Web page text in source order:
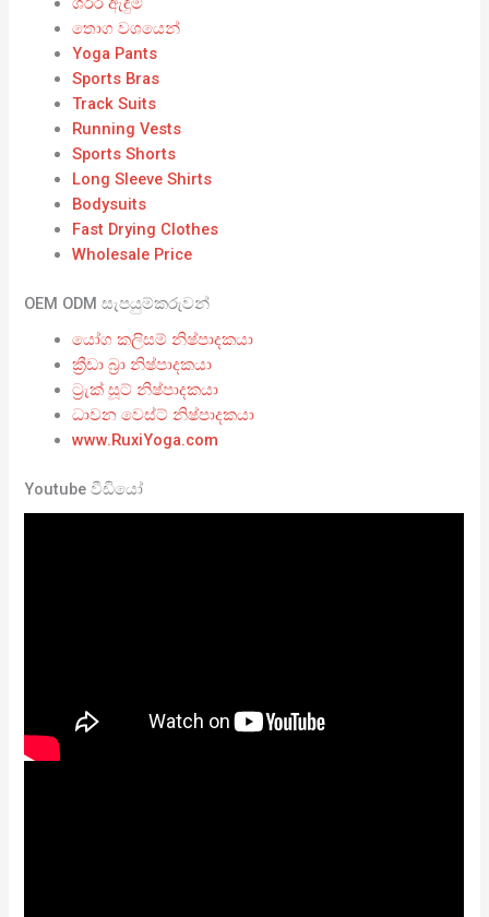
තොග වශයෙන්
Yoga Pants
Sports Bras
Track Suits
Running Vests
Sports Shorts
Long Sleeve Shirts
Bodysuits
Fast Drying Clothes
Wholesale Price
OEM ODM සැපයුම්කරුවන්
යෝග කලිසම් නිෂ්පාදකයා
ක්‍රීඩා බ්‍රා නිෂ්පාදකයා
ට්‍රැක් සූට් නිෂ්පාදකයා
ධාවන වෙස්ට් නිෂ්පාදකයා
www.RuxiYoga.com
Youtube වීඩියෝ